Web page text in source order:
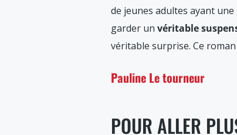
de jeunes adultes ayant
garder un véritable
véritable surprise. Ce
Pauline Le tourneur
POUR ALLER